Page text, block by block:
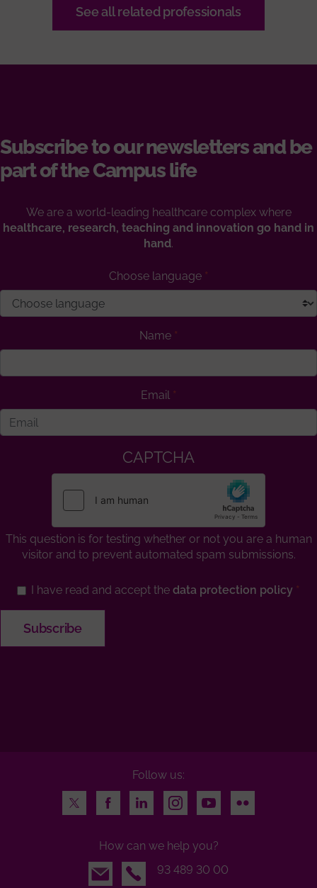
See all related professionals
Subscribe to our newsletters and be
part of the Campus life
We are a world-leading healthcare complex where
healthcare, research, teaching and innovation go hand in
hand.
Choose language
Name
Email
CAPTCHA
This question is for testing whether or not you are a human
visitor and to prevent automated spam submissions.
I have read and accept the data protection policy
Follow us:
Twitter
FacebookLinkedInInstagramYoutubeFlickr
How can we help you?
Email
93 489 30 00